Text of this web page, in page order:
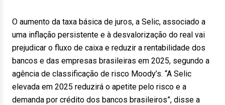
O aumento da taxa básica de juros, a Selic, associado a
uma inflação persistente e à desvalorização do real vai
prejudicar o fluxo de caixa e reduzir a rentabilidade dos
bancos e das empresas brasileiras em 2025, segundo a
agência de classificação de risco Moody’s. “A Selic
elevada em 2025 reduzirá o apetite pelo risco e a
demanda por crédito dos bancos brasileiros”, disse a